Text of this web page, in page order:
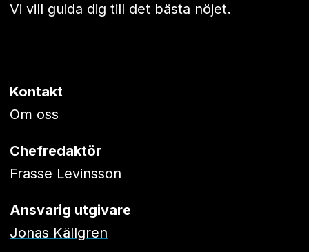
Vi vill guida dig till det bästa nöjet.
Kontakt
Om oss
Chefredaktör
Frasse Levinsson
Ansvarig utgivare
Jonas Källgren